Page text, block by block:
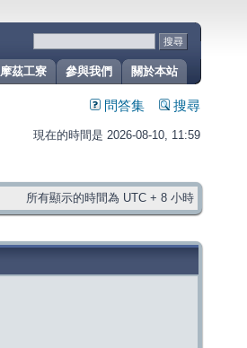
關於本站
參與我們
摩茲工寮
問答集 搜尋
現在的時間是 2026-08-10, 11:59
所有顯示的時間為 UTC + 8 小時